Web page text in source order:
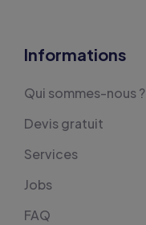
Informations
Qui sommes-nous ?
Devis gratuit
Services
Jobs
FAQ